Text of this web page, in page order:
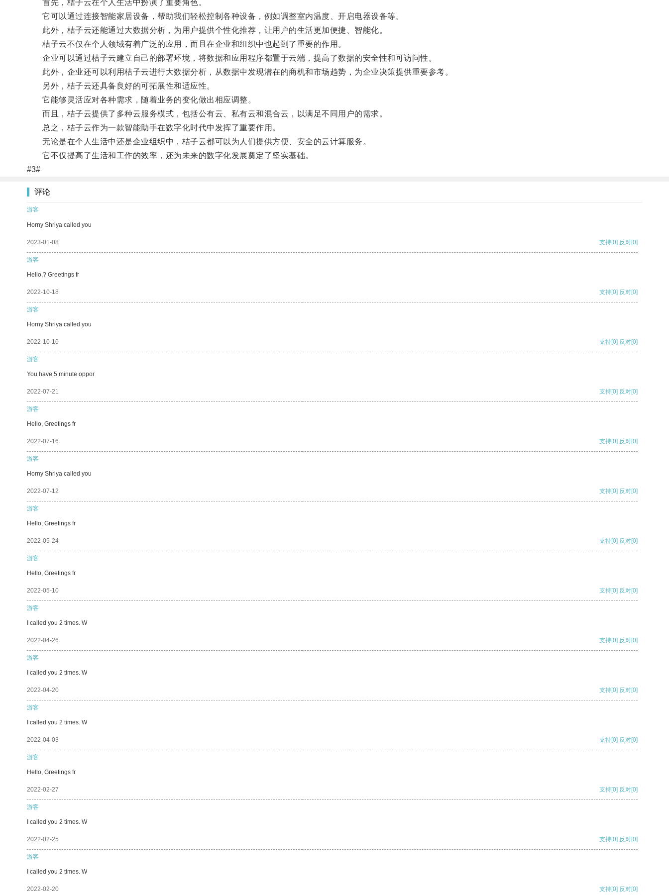
首先，桔子云在个人生活中扮演了重要角色。
它可以通过连接智能家居设备，帮助我们轻松控制各种设备，例如调整室内温度、开启电器设备等。
此外，桔子云还能通过大数据分析，为用户提供个性化推荐，让用户的生活更加便捷、智能化。
桔子云不仅在个人领域有着广泛的应用，而且在企业和组织中也起到了重要的作用。
企业可以通过桔子云建立自己的部署环境，将数据和应用程序都置于云端，提高了数据的安全性和可访问性。
此外，企业还可以利用桔子云进行大数据分析，从数据中发现潜在的商机和市场趋势，为企业决策提供重要参考。
另外，桔子云还具备良好的可拓展性和适应性。
它能够灵活应对各种需求，随着业务的变化做出相应调整。
而且，桔子云提供了多种云服务模式，包括公有云、私有云和混合云，以满足不同用户的需求。
总之，桔子云作为一款智能助手在数字化时代中发挥了重要作用。
无论是在个人生活中还是企业组织中，桔子云都可以为人们提供方便、安全的云计算服务。
它不仅提高了生活和工作的效率，还为未来的数字化发展奠定了坚实基础。
#3#
评论
游客
Horny Shriya called you
2023-01-08 支持[0] 反对[0]
游客
Hello,? Greetings fr
2022-10-18 支持[0] 反对[0]
游客
Horny Shriya called you
2022-10-10 支持[0] 反对[0]
游客
You have 5 minute oppor
2022-07-21 支持[0] 反对[0]
游客
Hello, Greetings fr
2022-07-16 支持[0] 反对[0]
游客
Horny Shriya called you
2022-07-12 支持[0] 反对[0]
游客
Hello, Greetings fr
2022-05-24 支持[0] 反对[0]
游客
Hello, Greetings fr
2022-05-10 支持[0] 反对[0]
游客
I called you 2 times. W
2022-04-26 支持[0] 反对[0]
游客
I called you 2 times. W
2022-04-20 支持[0] 反对[0]
游客
I called you 2 times. W
2022-04-03 支持[0] 反对[0]
游客
Hello, Greetings fr
2022-02-27 支持[0] 反对[0]
游客
I called you 2 times. W
2022-02-25 支持[0] 反对[0]
游客
I called you 2 times. W
2022-02-20 支持[0] 反对[0]